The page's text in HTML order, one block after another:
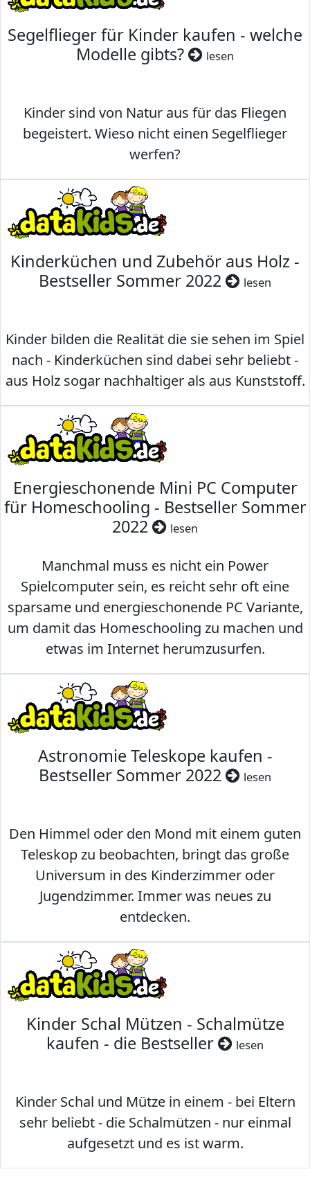
Segelflieger für Kinder kaufen - welche
Modelle gibts?
lesen
Kinder sind von Natur aus für das Fliegen
begeistert. Wieso nicht einen Segelflieger
werfen?
Kinderküchen und Zubehör aus Holz -
Bestseller Sommer 2022
lesen
Kinder bilden die Realität die sie sehen im Spiel
nach - Kinderküchen sind dabei sehr beliebt -
aus Holz sogar nachhaltiger als aus Kunststoff.
Energieschonende Mini PC Computer
für Homeschooling - Bestseller Sommer
2022
lesen
Manchmal muss es nicht ein Power
Spielcomputer sein, es reicht sehr oft eine
sparsame und energieschonende PC Variante,
um damit das Homeschooling zu machen und
etwas im Internet herumzusurfen.
Astronomie Teleskope kaufen -
Bestseller Sommer 2022
lesen
Den Himmel oder den Mond mit einem guten
Teleskop zu beobachten, bringt das große
Universum in des Kinderzimmer oder
Jugendzimmer. Immer was neues zu
entdecken.
Kinder Schal Mützen - Schalmütze
kaufen - die Bestseller
lesen
Kinder Schal und Mütze in einem - bei Eltern
sehr beliebt - die Schalmützen - nur einmal
aufgesetzt und es ist warm.